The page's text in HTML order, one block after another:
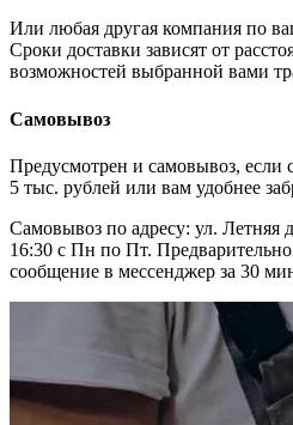
Или любая другая компания по
Сроки доставки зависят от
возможностей выбранной вами
Самовывоз
Предусмотрен и самовывоз, если
5 тыс. рублей или вам удобнее
Самовывоз по адресу: ул. Летняя
16:30 с Пн по Пт. Предварительно
сообщение в мессенджер за 30